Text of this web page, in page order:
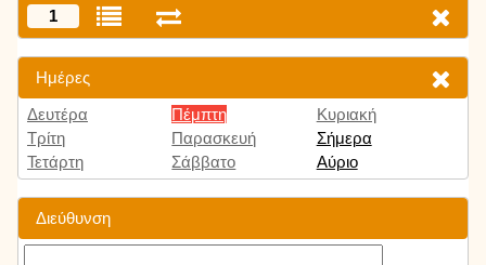
1
Ημέρες
Δευτέρα
Τρίτη
Τετάρτη
Πέμπτη
Παρασκευή
Σάββατο
Κυριακή
Σήμερα
Αύριο
Διεύθυνση